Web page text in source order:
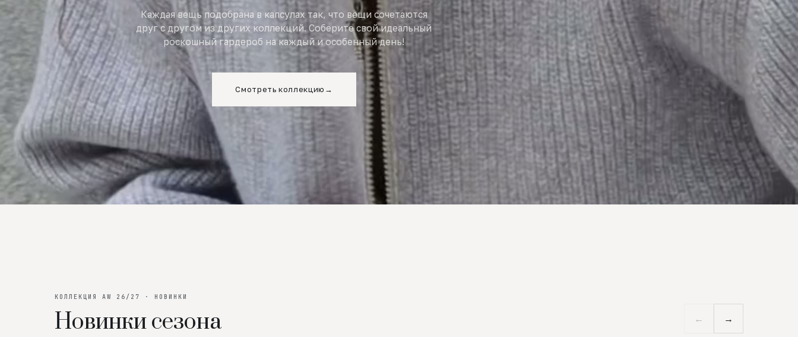
Каждая вещь подобрана в капсулах так, что вещи сочетаются
друг с другом из других коллекций. Соберите свой идеальный
роскошный гардероб на каждый и особенный день!
Смотреть коллекцию →
КОЛЛЕКЦИЯ AW 26/27 · НОВИНКИ
Новинки сезона ← →